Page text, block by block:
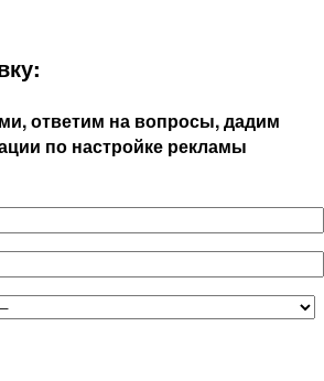
ответим на вопросы, дадим
по настройке рекламы